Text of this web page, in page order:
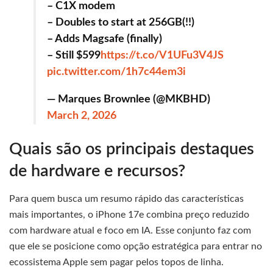
– C1X modem
– Doubles to start at 256GB(!!)
– Adds Magsafe (finally)
– Still $599https://t.co/V1UFu3V4JS
pic.twitter.com/1h7c44em3i
— Marques Brownlee (@MKBHD)
March 2, 2026
Quais são os principais destaques
de hardware e recursos?
Para quem busca um resumo rápido das características
mais importantes, o iPhone 17e combina preço reduzido
com hardware atual e foco em IA. Esse conjunto faz com
que ele se posicione como opção estratégica para entrar no
ecossistema Apple sem pagar pelos topos de linha.